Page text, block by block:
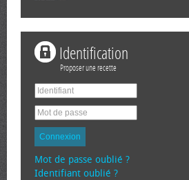
Identification
Proposer une recette
Connexion
Mot de passe oublié ?
Identifiant oublié ?